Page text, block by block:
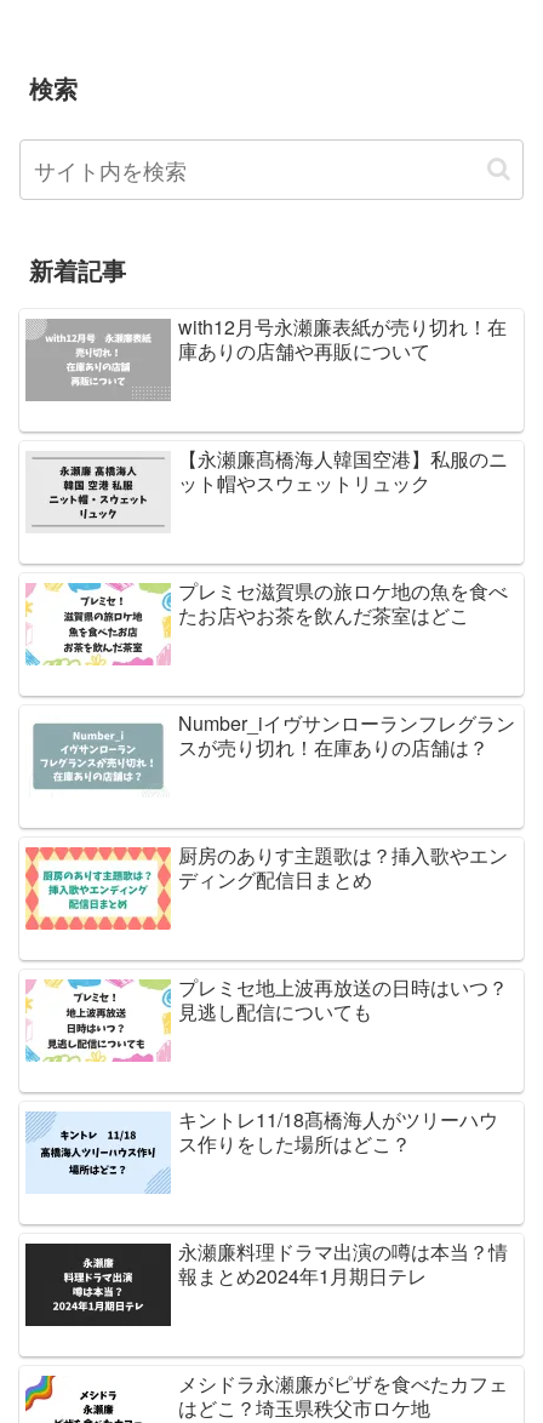
検索
新着記事
with12月号永瀬廉表紙が売り切れ！在
庫ありの店舗や再販について
【永瀬廉髙橋海人韓国空港】私服のニ
ット帽やスウェットリュック
プレミセ滋賀県の旅ロケ地の魚を食べ
たお店やお茶を飲んだ茶室はどこ
Number_iイヴサンローランフレグラン
スが売り切れ！在庫ありの店舗は？
厨房のありす主題歌は？挿入歌やエン
ディング配信日まとめ
プレミセ地上波再放送の日時はいつ？
見逃し配信についても
キントレ11/18髙橋海人がツリーハウ
ス作りをした場所はどこ？
永瀬廉料理ドラマ出演の噂は本当？情
報まとめ2024年1月期日テレ
メシドラ永瀬廉がピザを食べたカフェ
はどこ？埼玉県秩父市ロケ地